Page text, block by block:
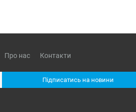
Про нас Контакти
Підписатись на новини